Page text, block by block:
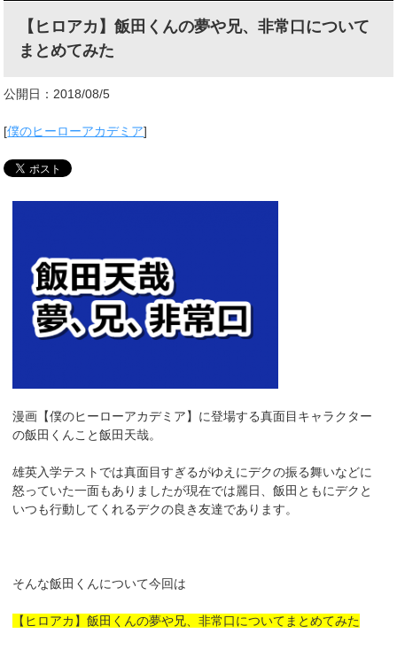
【ヒロアカ】飯田くんの夢や兄、非常口について
まとめてみた
公開日：2018/08/5
[僕のヒーローアカデミア]
漫画【僕のヒーローアカデミア】に登場する真面目キャラクター
の飯田くんこと飯田天哉。
雄英入学テストでは真面目すぎるがゆえにデクの振る舞いなどに
怒っていた一面もありましたが現在では麗日、飯田ともにデクと
いつも行動してくれるデクの良き友達であります。
そんな飯田くんについて今回は
【ヒロアカ】飯田くんの夢や兄、非常口についてまとめてみた